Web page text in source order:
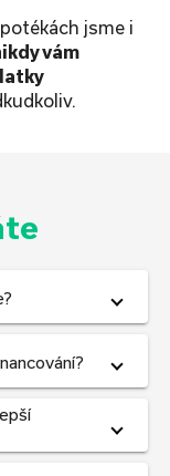
jsme i
vám